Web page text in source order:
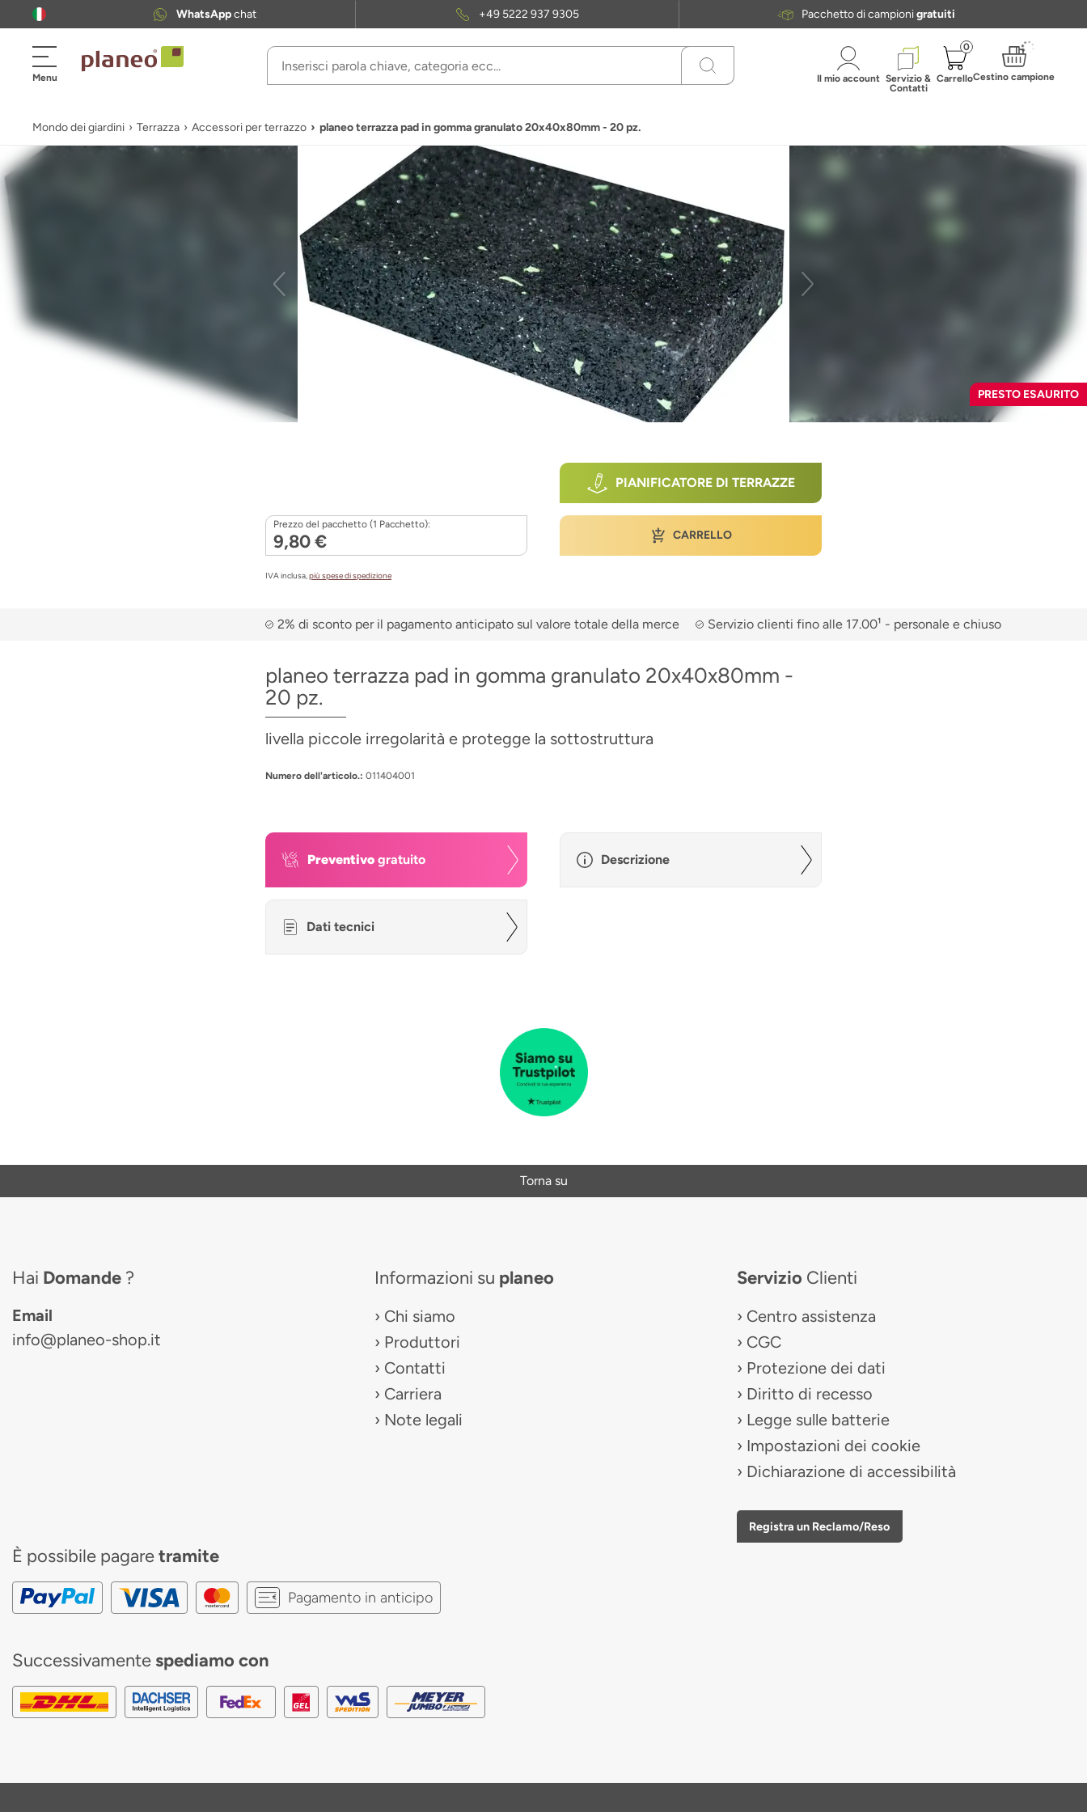
WhatsAppchat +49 5222 937 9305 Pacchetto di campionigratuiti
Menu Il mio account Servizio &
Contatti
0
CarrelloCestino campione
Mondo dei giardini Terrazza Accessori per terrazzo planeo terrazza pad in gomma granulato 20x40x80mm - 20 pz.
PRESTO ESAURITO
Prezzo del pacchetto (1 Pacchetto):
9,80 €
PIANIFICATORE DI TERRAZZE
CARRELLO
IVA inclusa,più spese di spedizione
2% di sconto per il pagamento anticipato sul valore totale della merce Servizio clienti fino alle 17.00¹ - personale e chiuso
planeo terrazza pad in gomma granulato 20x40x80mm -
20 pz.
livella piccole irregolarità e protegge la sottostruttura
Numero dell'articolo.: 011404001
Preventivo gratuito Descrizione
Dati tecnici
Torna su
Hai Domande ?
Email
info@planeo-shop.it
Informazioni su planeo
Chi siamo
Produttori
Contatti
Carriera
Note legali
Servizio Clienti
Centro assistenza
CGC
Protezione dei dati
Diritto di recesso
Legge sulle batterie
Impostazioni dei cookie
Dichiarazione di accessibilità
Registra un Reclamo/Reso
È possibile pagaretramite
Pagamento in anticipo
Successivamente spediamo con